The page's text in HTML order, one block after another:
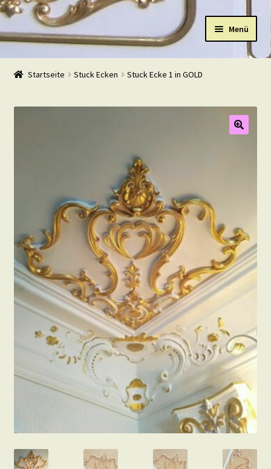
Navigation
Zum
Inhalt
Menü
Start
Kontakt
Startseite Stuck Ecken Stuck Ecke 1 in GOLD